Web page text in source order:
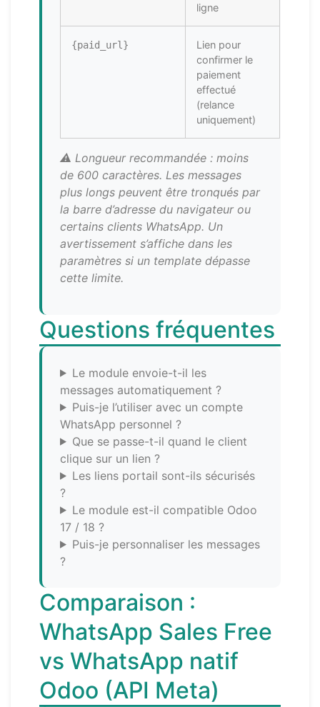
ligne
{paid_url}
Lien pour
confirmer le
paiement
effectué
(relance
uniquement)
⚠️ Longueur recommandée : moins
de 600 caractères. Les messages
plus longs peuvent être tronqués par
la barre d’adresse du navigateur ou
certains clients WhatsApp. Un
avertissement s’affiche dans les
paramètres si un template dépasse
cette limite.
Questions fréquentes
Le module envoie-t-il les
messages automatiquement ?
Puis-je l’utiliser avec un compte
WhatsApp personnel ?
Que se passe-t-il quand le client
clique sur un lien ?
Les liens portail sont-ils sécurisés
?
Le module est-il compatible Odoo
17 / 18 ?
Puis-je personnaliser les messages
?
Comparaison :
WhatsApp Sales Free
vs WhatsApp natif
Odoo (API Meta)